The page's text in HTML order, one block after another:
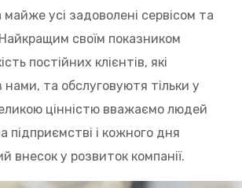
майже усі задоволені сервісом та
своїм показником
постійних клієнтів, які
та обслуговуютя тільки у
цінністю вважаємо людей
підприємстві і кожного дня
внесок у розвиток компанії.